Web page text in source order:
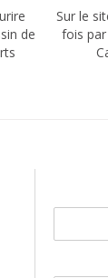
de
Sur le
fois